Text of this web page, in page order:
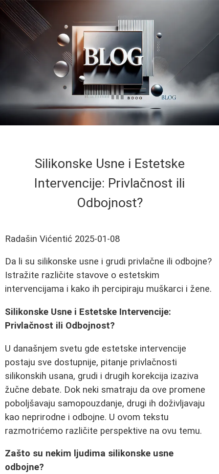
Silikonske Usne i Estetske
Intervencije: Privlačnost ili
Odbojnost?
Radašin Vićentić 2025-01-08
Da li su silikonske usne i grudi privlačne ili odbojne?
Istražite različite stavove o estetskim
intervencijama i kako ih percipiraju muškarci i žene.
Silikonske Usne i Estetske Intervencije:
Privlačnost ili Odbojnost?
U današnjem svetu gde estetske intervencije
postaju sve dostupnije, pitanje privlačnosti
silikonskih usana, grudi i drugih korekcija izaziva
žučne debate. Dok neki smatraju da ove promene
poboljšavaju samopouzdanje, drugi ih doživljavaju
kao neprirodne i odbojne. U ovom tekstu
razmotrićemo različite perspektive na ovu temu.
Zašto su nekim ljudima silikonske usne
odbojne?